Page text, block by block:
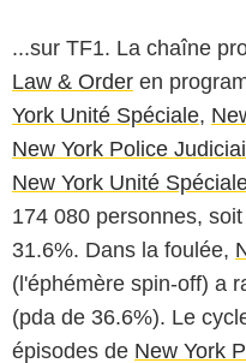
...sur TF1. La chaîne
Law & Order en
York Unité Spéciale,
New York Police
New York Unité
174 080 personnes,
31.6%. Dans la foulée,
(l'éphémère spin-off) a
(pda de 36.6%). Le
épisodes de New York